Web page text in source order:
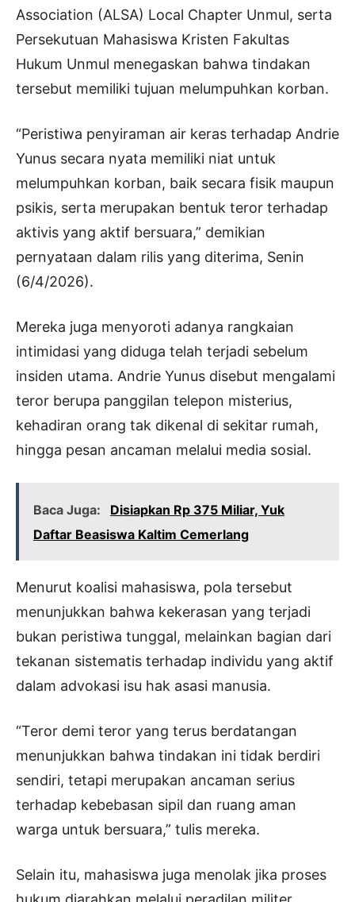
Association (ALSA) Local Chapter Unmul, serta
Persekutuan Mahasiswa Kristen Fakultas
Hukum Unmul menegaskan bahwa tindakan
tersebut memiliki tujuan melumpuhkan korban.
“Peristiwa penyiraman air keras terhadap Andrie
Yunus secara nyata memiliki niat untuk
melumpuhkan korban, baik secara fisik maupun
psikis, serta merupakan bentuk teror terhadap
aktivis yang aktif bersuara,” demikian
pernyataan dalam rilis yang diterima, Senin
(6/4/2026).
Mereka juga menyoroti adanya rangkaian
intimidasi yang diduga telah terjadi sebelum
insiden utama. Andrie Yunus disebut mengalami
teror berupa panggilan telepon misterius,
kehadiran orang tak dikenal di sekitar rumah,
hingga pesan ancaman melalui media sosial.
Baca Juga:
Disiapkan Rp 375 Miliar, Yuk
Daftar Beasiswa Kaltim Cemerlang
Menurut koalisi mahasiswa, pola tersebut
menunjukkan bahwa kekerasan yang terjadi
bukan peristiwa tunggal, melainkan bagian dari
tekanan sistematis terhadap individu yang aktif
dalam advokasi isu hak asasi manusia.
“Teror demi teror yang terus berdatangan
menunjukkan bahwa tindakan ini tidak berdiri
sendiri, tetapi merupakan ancaman serius
terhadap kebebasan sipil dan ruang aman
warga untuk bersuara,” tulis mereka.
Selain itu, mahasiswa juga menolak jika proses